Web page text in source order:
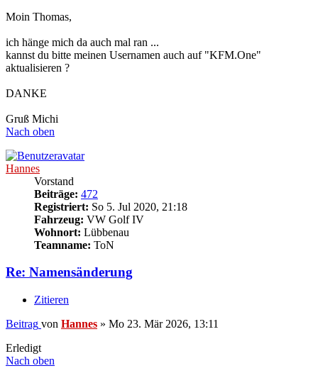
Moin Thomas,
ich hänge mich da auch mal ran ...
kannst du bitte meinen Usernamen auch auf "KFM.One"
aktualisieren ?
DANKE
Gruß Michi
Nach oben
Hannes
Vorstand
Beiträge: 472
Registriert: So 5. Jul 2020, 21:18
Fahrzeug: VW Golf IV
Wohnort: Lübbenau
Teamname: ToN
Re: Namensänderung
Zitieren
Beitrag von Hannes » Mo 23. Mär 2026, 13:11
Erledigt
Nach oben